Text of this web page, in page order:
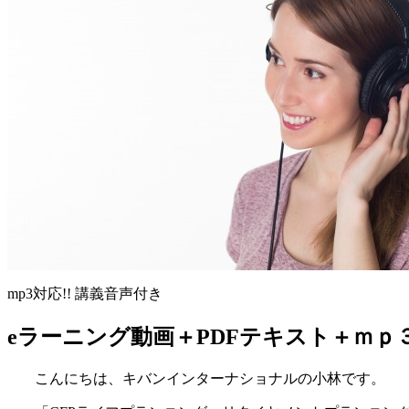
mp3対応!! 講義音声付き
eラーニング動画＋PDFテキスト＋ｍｐ
こんにちは、キバンインターナショナルの小林です。